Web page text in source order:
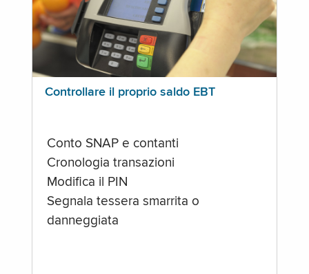
Controllare il proprio saldo EBT
Conto SNAP e contanti
Cronologia transazioni
Modifica il PIN
Segnala tessera smarrita o
danneggiata